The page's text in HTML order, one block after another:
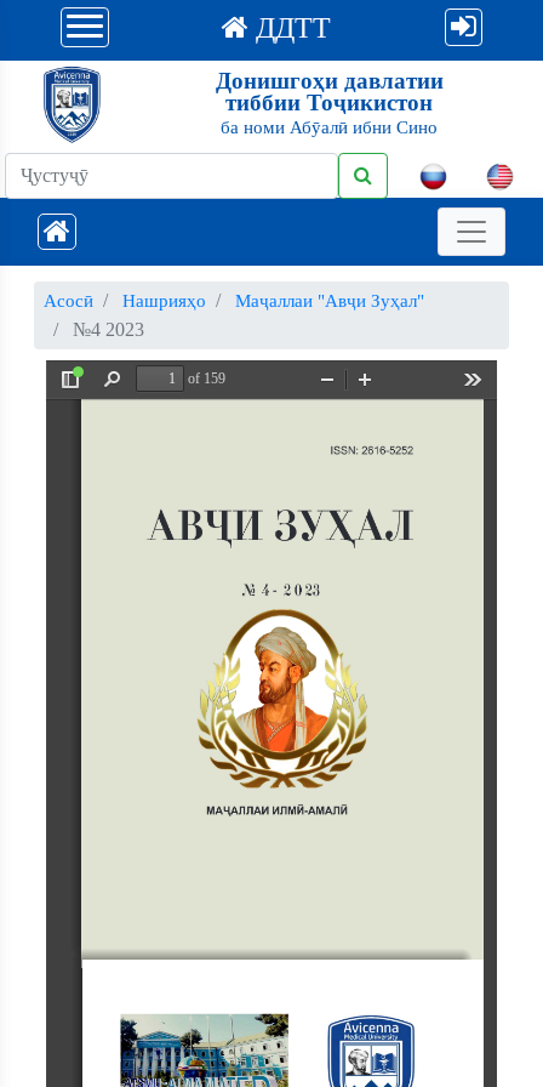
ДДТТ
Донишгоҳи давлатии
тиббии Тоҷикистон
ба номи Абӯалӣ ибни Сино
Асосӣ Нашрияҳо Маҷаллаи "Авҷи Зуҳал"
№4 2023
Toggle
Find
of 159
Zoom